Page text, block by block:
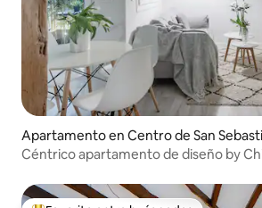
Apartamento en Centro de San
Céntrico apartamento de diseño by